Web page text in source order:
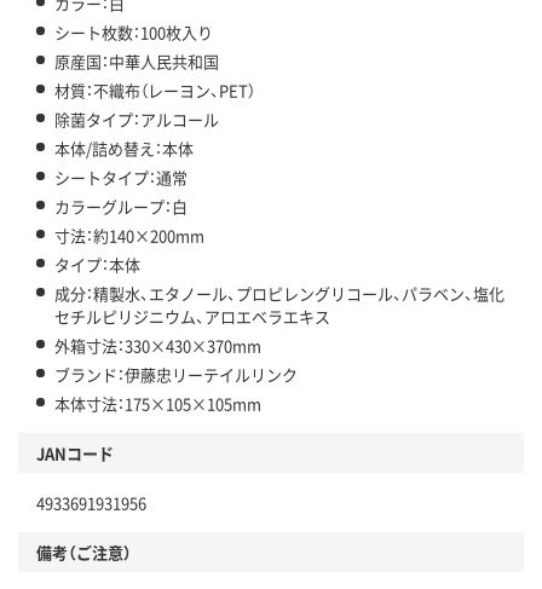
シート枚数：100枚入り
原産国：中華人民共和国
材質：不織布（レーヨン、PET）
除菌タイプ：アルコール
本体/詰め替え：本体
シートタイプ：通常
カラーグループ：白
寸法：約140×200mm
タイプ：本体
成分：精製水、エタノール、プロピレングリコール、パラベン、塩化
セチルピリジニウム、アロエベラエキス
外箱寸法：330×430×370mm
ブランド：伊藤忠リーテイルリンク
本体寸法：175×105×105mm
JANコード
4933691931956
備考（ご注意）